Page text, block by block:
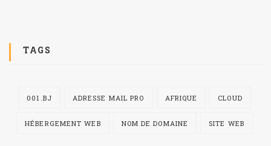
TAGS
001.BJ ADRESSE MAIL PRO AFRIQUE CLOUD
HÉBERGEMENT WEB NOM DE DOMAINE SITE WEB